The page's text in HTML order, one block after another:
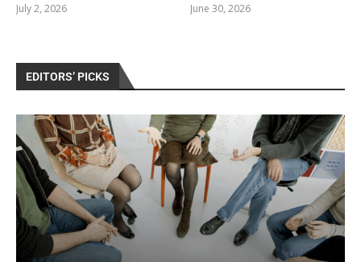
July 2, 2026 June 30, 2026
EDITORS’ PICKS